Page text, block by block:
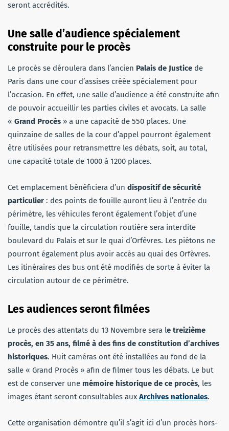
seront accrédités.
Une salle d’audience spécialement
construite pour le procès
Le procès se déroulera dans l’ancien Palais de Justice de
Paris dans une cour d’assises créée spécialement pour
l’occasion. En effet, une salle d’audience a été construite afin
de pouvoir accueillir les parties civiles et avocats. La salle
« Grand Procès » a une capacité de 550 places. Une
quinzaine de salles de la cour d’appel pourront également
être utilisées pour retransmettre les débats, soit, au total,
une capacité totale de 1000 à 1200 places.
Cet emplacement bénéficiera d’un dispositif de sécurité
particulier : des points de fouille auront lieu à l’entrée du
périmètre, les véhicules feront également l’objet d’une
fouille, tandis que la circulation routière sera interdite
boulevard du Palais et sur le quai d’Orfèvres. Les piétons ne
pourront également plus avoir accès au quai des Orfèvres.
Les itinéraires des bus ont été modifiés de sorte à éviter la
circulation autour de ce périmètre.
Les audiences seront filmées
Le procès des attentats du 13 Novembre sera le treizième
procès, en 35 ans, filmé à des fins de constitution d’archives
historiques. Huit caméras ont été installées au fond de la
salle « Grand Procès » afin de filmer tous les débats. Le but
est de conserver une mémoire historique de ce procès, les
images étant seront consultables aux Archives nationales.
Cette organisation démontre qu’il s’agit ici d’un procès hors-